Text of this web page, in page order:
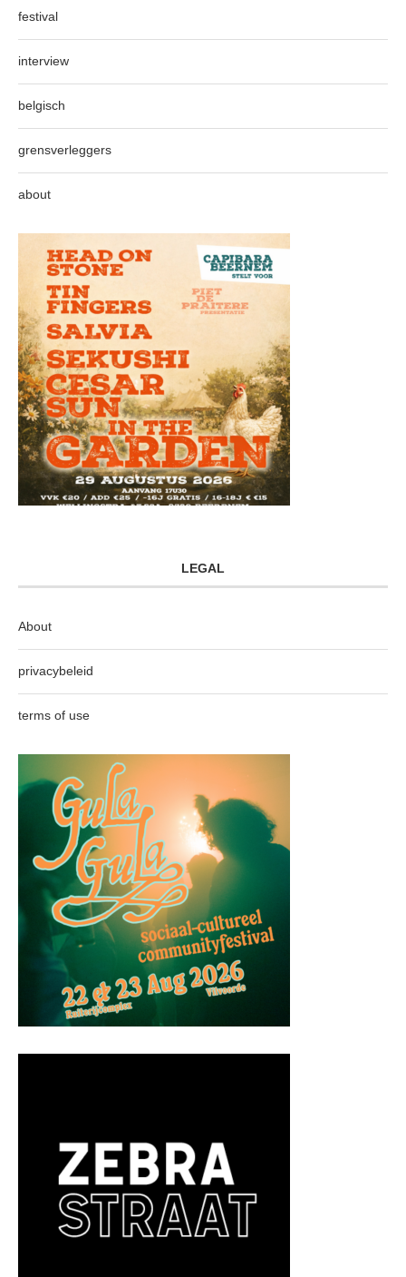
festival
interview
belgisch
grensverleggers
about
LEGAL
About
privacybeleid
terms of use